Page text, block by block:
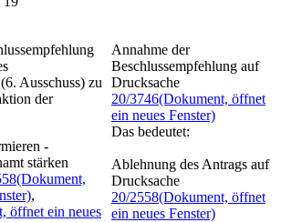
Ausschuss) zu
der
-
stärken
(Dokument,
,
öffnet ein neues
Annahme der
Beschlussempfehlung auf
Drucksache
20/3746(Dokument, öffnet
ein neues Fenster)
Das bedeutet:
Ablehnung des Antrags auf
Drucksache
20/2558(Dokument, öffnet
ein neues Fenster)